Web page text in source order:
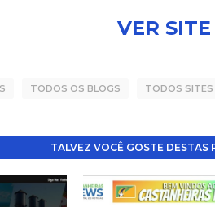
VER SITE
TODOS OS BLOGS TODOS SITES
TALVEZ VOCÊ GOSTE DESTAS